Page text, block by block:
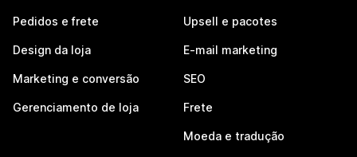
Pedidos e frete
Design da loja
Marketing e conversão
Gerenciamento de loja
Upsell e pacotes
E-mail marketing
SEO
Frete
Moeda e tradução